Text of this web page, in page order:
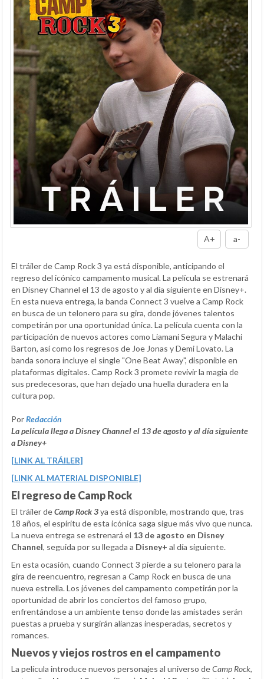
A+ a-
El tráiler de Camp Rock 3 ya está disponible, anticipando el
regreso del icónico campamento musical. La película se estrenará
en Disney Channel el 13 de agosto y al día siguiente en Disney+.
En esta nueva entrega, la banda Connect 3 vuelve a Camp Rock
en busca de un telonero para su gira, donde jóvenes talentos
competirán por una oportunidad única. La película cuenta con la
participación de nuevos actores como Liamani Segura y Malachi
Barton, así como los regresos de Joe Jonas y Demi Lovato. La
banda sonora incluye el single "One Beat Away", disponible en
plataformas digitales. Camp Rock 3 promete revivir la magia de
sus predecesoras, que han dejado una huella duradera en la
cultura pop.
PorRedacción
La película llega a Disney Channel el 13 de agosto y al día siguiente
a Disney+
[LINK AL TRÁILER]
[LINK AL MATERIAL DISPONIBLE]
El regreso de Camp Rock
El tráiler deCamp Rock 3ya está disponible, mostrando que, tras
18 años, el espíritu de esta icónica saga sigue más vivo que nunca.
La nueva entrega se estrenará el 13 de agosto en Disney
Channel, seguida por su llegada a Disney+ al día siguiente.
En esta ocasión, cuando Connect 3 pierde a su telonero para la
gira de reencuentro, regresan a Camp Rock en busca de una
nueva estrella. Los jóvenes del campamento competirán por la
oportunidad de abrir los conciertos del famoso grupo,
enfrentándose a un ambiente tenso donde las amistades serán
puestas a prueba y surgirán alianzas inesperadas, secretos y
romances.
Nuevos y viejos rostros en el campamento
La película introduce nuevos personajes al universo deCamp Rock,